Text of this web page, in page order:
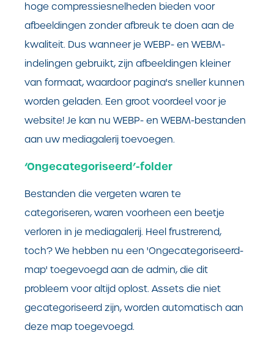
hoge compressiesnelheden bieden voor
afbeeldingen zonder afbreuk te doen aan de
kwaliteit. Dus wanneer je WEBP- en WEBM-
indelingen gebruikt, zijn afbeeldingen kleiner
van formaat, waardoor pagina's sneller kunnen
worden geladen. Een groot voordeel voor je
website! Je kan nu WEBP- en WEBM-bestanden
aan uw mediagalerij toevoegen.
‘Ongecategoriseerd’-folder
Bestanden die vergeten waren te
categoriseren, waren voorheen een beetje
verloren in je mediagalerij. Heel frustrerend,
toch? We hebben nu een 'Ongecategoriseerd-
map' toegevoegd aan de admin, die dit
probleem voor altijd oplost. Assets die niet
gecategoriseerd zijn, worden automatisch aan
deze map toegevoegd.